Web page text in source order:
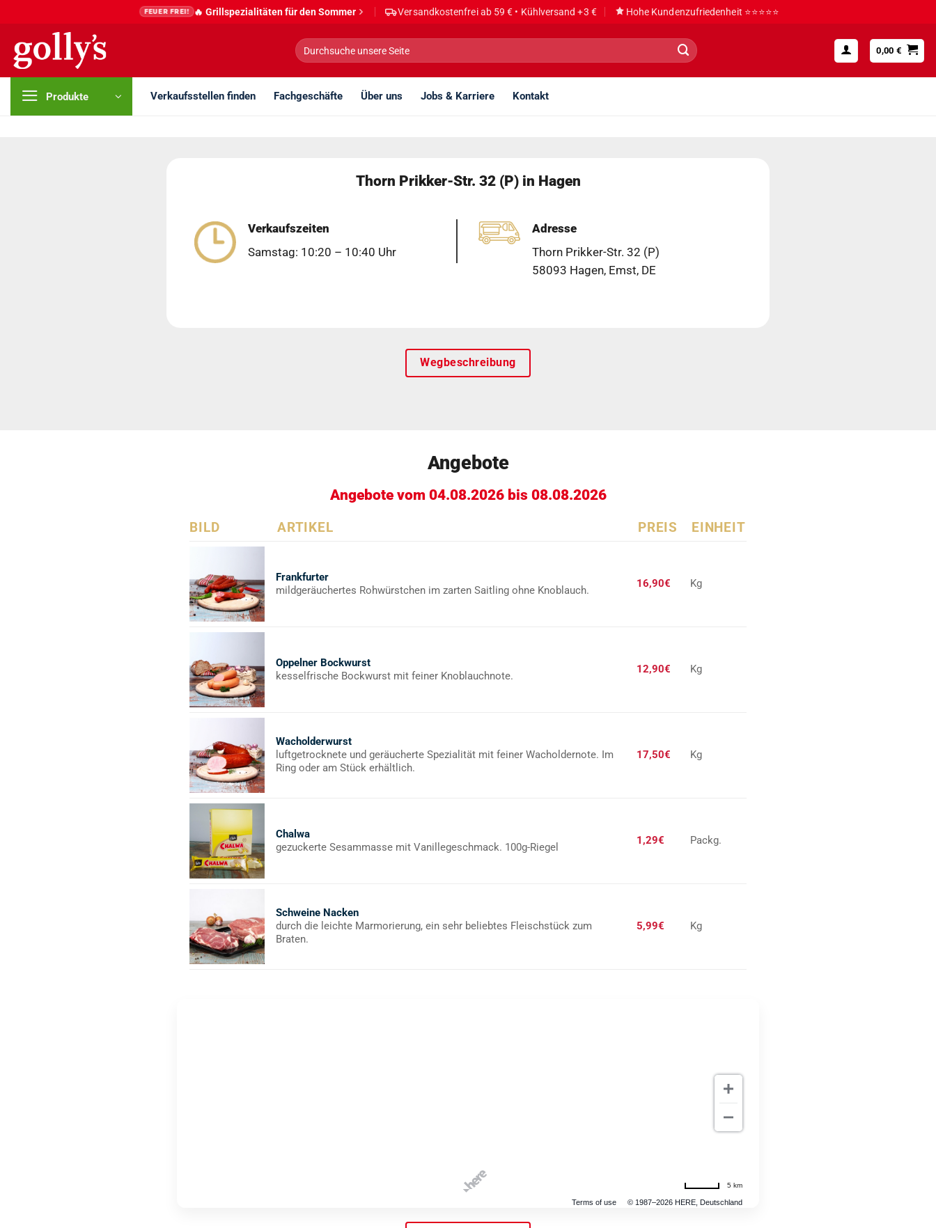
springen
FEUER FREI! 🔥 Grillspezialitäten für den Sommer Versandkostenfrei ab 59 € • Kühlversand +3 € Hohe Kundenzufriedenheit ⭐⭐⭐⭐⭐
Suche
nach:
0,00€
Produkte Verkaufsstellen finden Fachgeschäfte Über uns Jobs & Karriere Kontakt
Thorn Prikker-Str. 32 (P) in Hagen
Verkaufszeiten
Samstag: 10:20 – 10:40 Uhr
Adresse
Thorn Prikker-Str. 32 (P)
58093 Hagen, Emst, DE
Wegbeschreibung
Angebote
Angebote vom 04.08.2026 bis 08.08.2026
BILD ARTIKEL PREIS EINHEIT
Frankfurter
mildgeräuchertes Rohwürstchen im zarten Saitling ohne Knoblauch.
16,90€ Kg
Oppelner Bockwurst
kesselfrische Bockwurst mit feiner Knoblauchnote.
12,90€ Kg
Wacholderwurst
luftgetrocknete und geräucherte Spezialität mit feiner Wacholdernote. Im
Ring oder am Stück erhältlich.
17,50€ Kg
Chalwa
gezuckerte Sesammasse mit Vanillegeschmack. 100g-Riegel
1,29€ Packg.
Schweine Nacken
durch die leichte Marmorierung, ein sehr beliebtes Fleischstück zum
Braten.
5,99€ Kg
Terms of use © 1987–2026 HERE, Deutschland
5 km